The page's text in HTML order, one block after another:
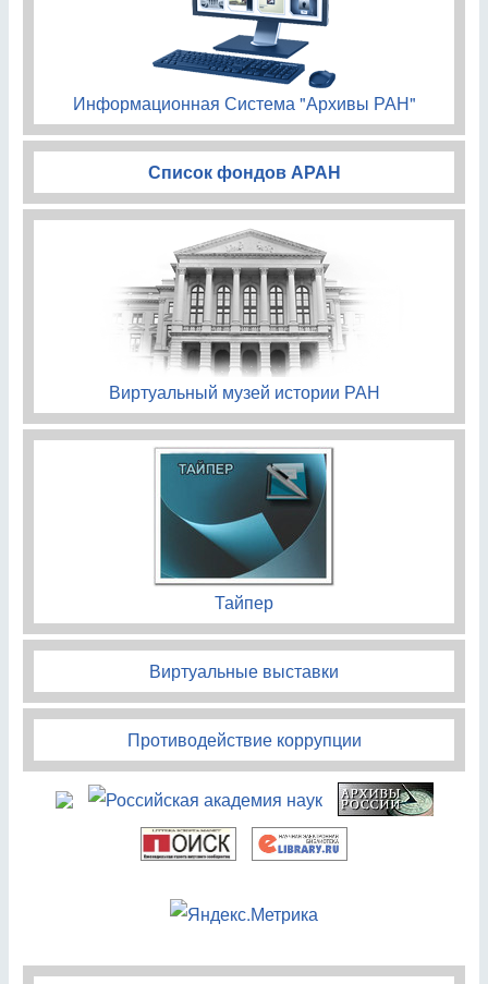
Информационная Система "Архивы РАН"
Список фондов АРАН
Виртуальный музей истории РАН
Тайпер
Виртуальные выставки
Противодействие коррупции